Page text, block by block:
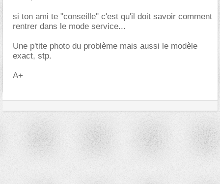
si ton ami te "conseille" c'est qu'il doit savoir comment
rentrer dans le mode service...
Une p'tite photo du problème mais aussi le modèle
exact, stp.
A+